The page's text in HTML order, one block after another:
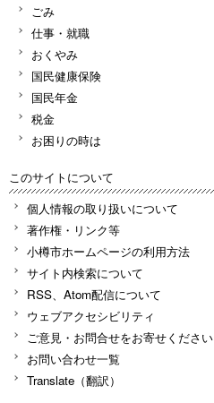
ごみ
仕事・就職
おくやみ
国民健康保険
国民年金
税金
お困りの時は
このサイトについて
個人情報の取り扱いについて
著作権・リンク等
小樽市ホームページの利用方法
サイト内検索について
RSS、Atom配信について
ウェブアクセシビリティ
ご意見・お問合せをお寄せください
お問い合わせ一覧
Translate（翻訳）